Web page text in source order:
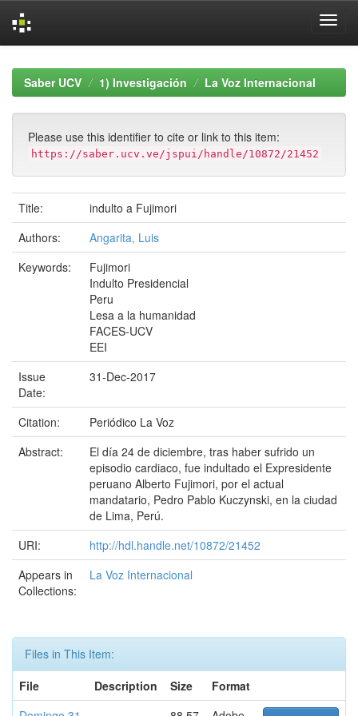
navigationSaber UCV 1) Investigación La Voz Internacional
Please use this identifier to cite or link to this item:
https://saber.ucv.ve/jspui/handle/10872/21452
Title:
indulto a Fujimori
Authors:
Angarita, Luis
Keywords:
Fujimori
Indulto Presidencial
Peru
Lesa a la humanidad
FACES-UCV
EEI
Issue
Date:
31-Dec-2017
Citation:
Periódico La Voz
Abstract:
El día 24 de diciembre, tras haber sufrido un
episodio cardiaco, fue indultado el Expresidente
peruano Alberto Fujimori, por el actual
mandatario, Pedro Pablo Kuczynski, en la ciudad
de Lima, Perú.
URI:
http://hdl.handle.net/10872/21452
Appears in
Collections:
La Voz Internacional
Files in This Item:
File
Description Size
Format